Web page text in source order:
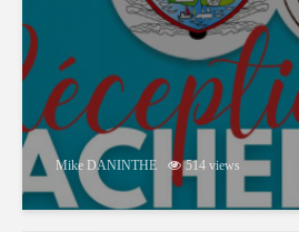
Mike DANINTHE 514 views